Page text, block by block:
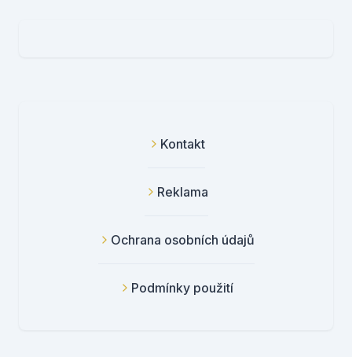
Kontakt
Reklama
Ochrana osobních údajů
Podmínky použití